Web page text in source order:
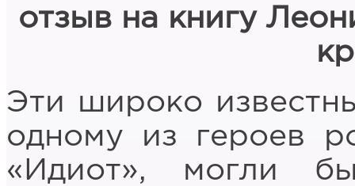
отзыв на книгу
Эти широко
одному из героев
«Идиот», могли